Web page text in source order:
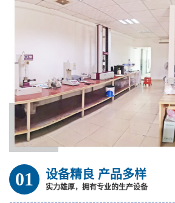
01 设备精良 产品多样
实力雄厚，拥有专业的生产设备